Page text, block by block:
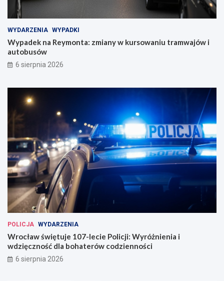
WYDARZENIA WYPADKI
Wypadek na Reymonta: zmiany w kursowaniu tramwajów i
autobusów
6 sierpnia 2026
POLICJA WYDARZENIA
Wrocław świętuje 107-lecie Policji: Wyróżnienia i
wdzięczność dla bohaterów codzienności
6 sierpnia 2026